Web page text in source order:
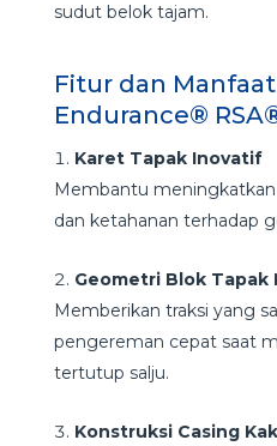
sudut belok tajam.
Fitur dan
Endurance®
Karet Tapak Inovatif
Membantu
dan ketahanan terhadap
Geometri Blok Tapak
Memberikan traksi yang
pengereman cepat saat
tertutup salju.
Konstruksi Casing